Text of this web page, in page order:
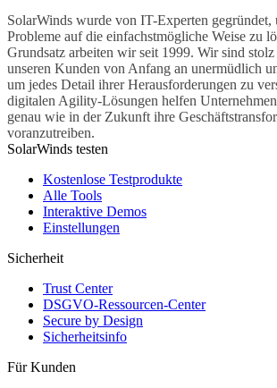
SolarWinds wurde von IT-Experten gegründet,
Probleme auf die einfachstmögliche Weise zu
Grundsatz arbeiten wir seit 1999. Wir sind
unseren Kunden von Anfang an unermüdlich
um jedes Detail ihrer Herausforderungen zu
digitalen Agility-Lösungen helfen
genau wie in der Zukunft ihre
voranzutreiben.
SolarWinds testen
Kostenlose Testprodukte
Alle Tools
Interaktive Demos
Einstellungen
Sicherheit
Trust Center
DSGVO-Ressourcen-Center
Secure by Design
Sicherheitsinfo
Für Kunden